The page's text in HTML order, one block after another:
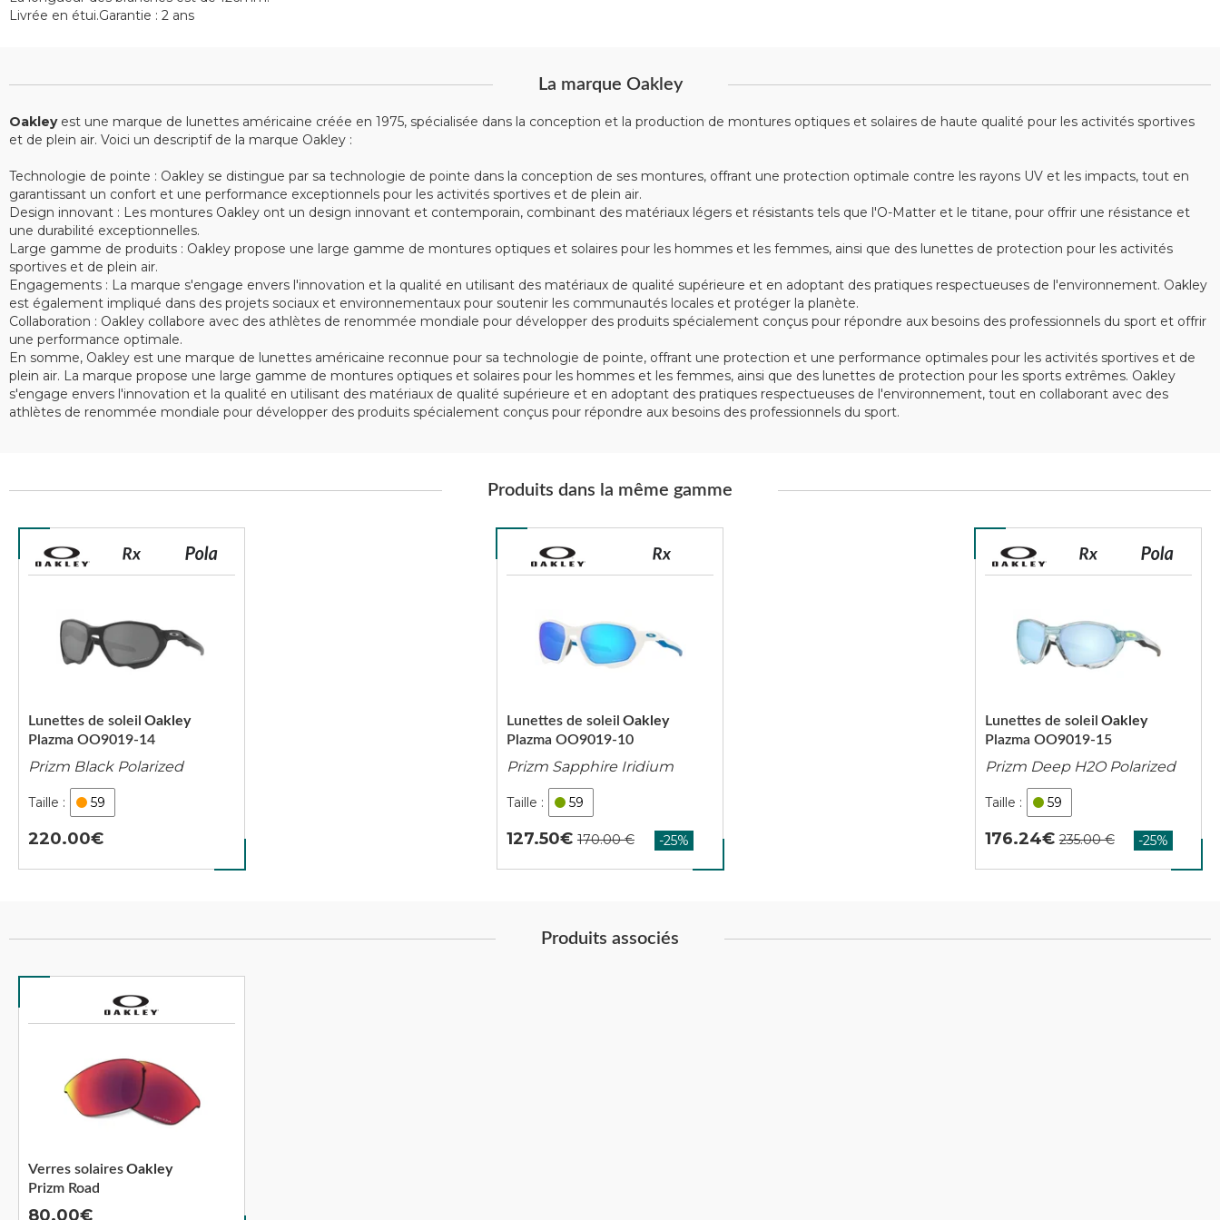
Livrée en étui.Garantie : 2 ans
La marque Oakley
Oakleyest une marque de lunettes américaine créée en 1975, spécialisée dans la conception et la production de montures optiques et solaires de haute qualité pour les activités sportives
et de plein air. Voici un descriptif de la marque Oakley :
Technologie de pointe : Oakley se distingue par sa technologie de pointe dans la conception de ses montures, offrant une protection optimale contre les rayons UV et les impacts, tout en
garantissant un confort et une performance exceptionnels pour les activités sportives et de plein air.
Design innovant : Les montures Oakley ont un design innovant et contemporain, combinant des matériaux légers et résistants tels que l'O-Matter et le titane, pour offrir une résistance et
une durabilité exceptionnelles.
Large gamme de produits : Oakley propose une large gamme de montures optiques et solaires pour les hommes et les femmes, ainsi que des lunettes de protection pour les activités
sportives et de plein air.
Engagements : La marque s'engage envers l'innovation et la qualité en utilisant des matériaux de qualité supérieure et en adoptant des pratiques respectueuses de l'environnement. Oakley
est également impliqué dans des projets sociaux et environnementaux pour soutenir les communautés locales et protéger la planète.
Collaboration : Oakley collabore avec des athlètes de renommée mondiale pour développer des produits spécialement conçus pour répondre aux besoins des professionnels du sport et offrir
une performance optimale.
En somme, Oakley est une marque de lunettes américaine reconnue pour sa technologie de pointe, offrant une protection et une performance optimales pour les activités sportives et de
plein air. La marque propose une large gamme de montures optiques et solaires pour les hommes et les femmes, ainsi que des lunettes de protection pour les sports extrêmes. Oakley
s'engage envers l'innovation et la qualité en utilisant des matériaux de qualité supérieure et en adoptant des pratiques respectueuses de l'environnement, tout en collaborant avec des
athlètes de renommée mondiale pour développer des produits spécialement conçus pour répondre aux besoins des professionnels du sport.
Produits dans la même gamme
Plazma OO9019-14
Lunettes de soleil Oakley
Prizm Black Polarized
59
220.00
Plazma OO9019-10
Lunettes de soleil Oakley
Prizm Sapphire Iridium
59
127.50
Plazma OO9019-15
Lunettes de soleil Oakley
Prizm Deep H2O Polarized
59
176.24
Produits associés
Prizm Road
Verres solairesOakley
80.00